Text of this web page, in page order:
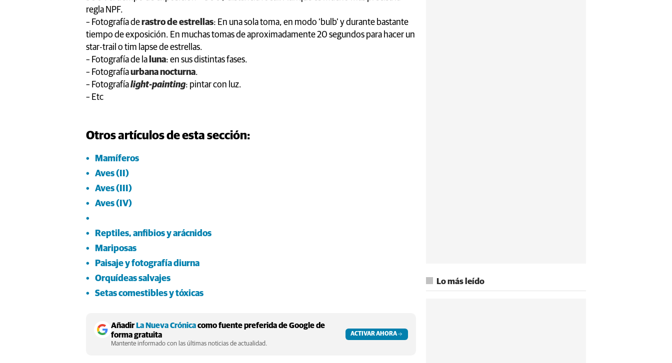
regla NPF.
– Fotografía derastro de estrellas: En una sola toma, en modo ‘bulb’ y durante bastante
tiempo de exposición. En muchas tomas de aproximadamente 20 segundos para hacer un
star-trail o tim lapse de estrellas.
– Fotografía de la luna: en sus distintas fases.
– Fotografíaurbana nocturna.
– Fotografíalight-painting: pintar con luz.
– Etc
Otros artículos de esta sección:
Mamíferos
Aves (II)
Aves (III)
Aves (IV)
Reptiles, anfibios y arácnidos
Mariposas
Paisaje y fotografía diurna
Orquídeas salvajes
Setas comestibles y tóxicas
AñadirLa Nueva Crónicacomo fuente preferida de Google de
forma gratuita
Mantente informado con las últimas noticias de actualidad.
ACTIVAR AHORA
Lo más leído